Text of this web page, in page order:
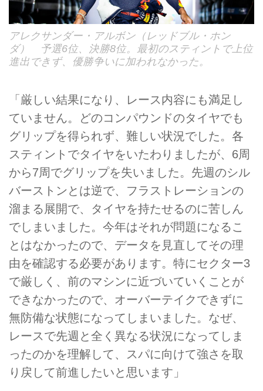
アレクサンダー・アルボン（レッドブル・ホン
ダ） 予選6位、決勝8位。最初のスティントで上位
進出できず、優勝争いに加われなかった。
「厳しい結果になり、レース内容にも満足し
ていません。どのコンパウンドのタイヤでも
グリップを得られず、難しい状況でした。各
スティントでタイヤをいたわりましたが、6周
から7周でグリップを失いました。先週のシル
バーストンとは逆で、フラストレーションの
溜まる展開で、タイヤを持たせるのに苦しん
でしまいました。今年はそれが問題になるこ
とはなかったので、データを見直してその理
由を確認する必要があります。特にセクター3
で厳しく、前のマシンに近づいていくことが
できなかったので、オーバーテイクできずに
無防備な状態になってしまいました。なぜ、
レースで先週と全く異なる状況になってしま
ったのかを理解して、スパに向けて強さを取
り戻して前進したいと思います」